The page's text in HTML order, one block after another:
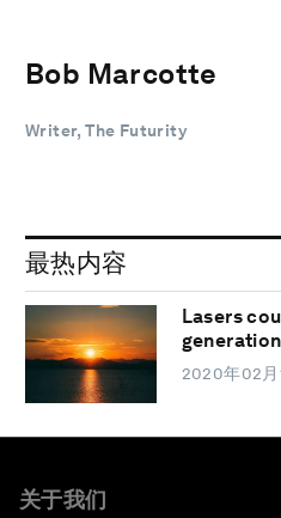
Bob Marcotte
Writer, The Futurity
最热内容
Lasers
2020年02月
关于我们